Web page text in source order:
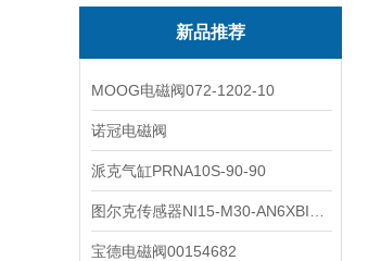
新品推荐
MOOG电磁阀072-1202-10
诺冠电磁阀
派克气缸PRNA10S-90-90
宝德电磁阀00154682